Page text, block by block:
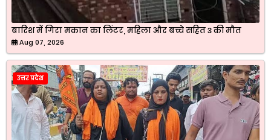
बारिश में गिरा मकान का लिंटर, महिला और बच्चे सहित 3 की मौत
Aug 07, 2026
उत्तर प्रदेश